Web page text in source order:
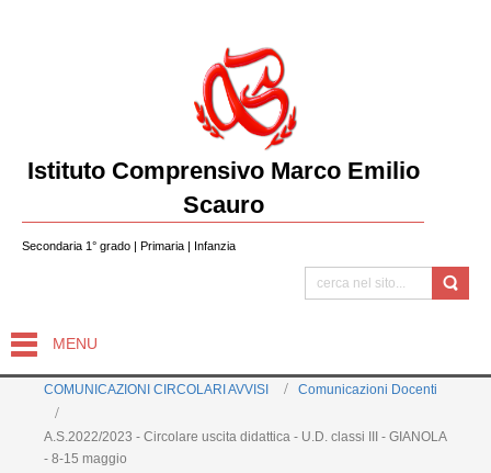
Istituto Comprensivo Marco Emilio
Scauro
Secondaria 1° grado | Primaria | Infanzia
MENU
COMUNICAZIONI CIRCOLARI AVVISI Comunicazioni Docenti
A.S.2022/2023 - Circolare uscita didattica - U.D. classi III - GIANOLA
- 8-15 maggio